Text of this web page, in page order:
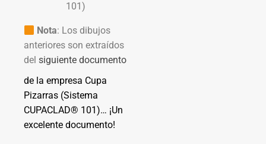
101)
Nota: Los dibujos
anteriores son extraídos
del siguiente documento
de la empresa Cupa
Pizarras (Sistema
CUPACLAD® 101)… ¡Un
excelente documento!